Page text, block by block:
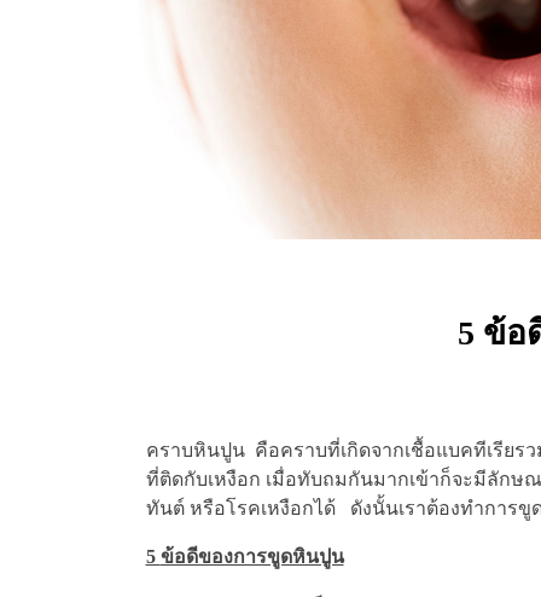
5 ข้อ
คราบหินปูน คือคราบที่เกิดจากเชื้อแบคทีเรียร
ที่ติดกับเหงือก เมื่อทับถมกันมากเข้าก็จะมีลักษ
ทันต์ หรือโรคเหงือกได้ ดังนั้นเราต้องทำการ
5 ข้อดีของการขูดหินปูน